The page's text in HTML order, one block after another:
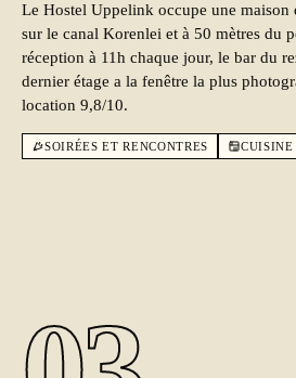
Le Hostel Uppelink occupe une
sur le canal Korenlei et à 50 mètres du
réception à 11h chaque jour, le bar du
dernier étage a la fenêtre la plus
location 9,8/10.
SOIRÉES ET RENCONTRES CUISINE